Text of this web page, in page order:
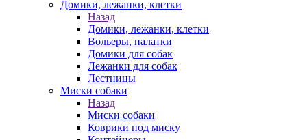
Домики, лежанки, клетки
Назад
Домики, лежанки, клетки
Вольеры, палатки
Домики для собак
Лежанки для собак
Лестницы
Миски собаки
Назад
Миски собаки
Коврики под миску